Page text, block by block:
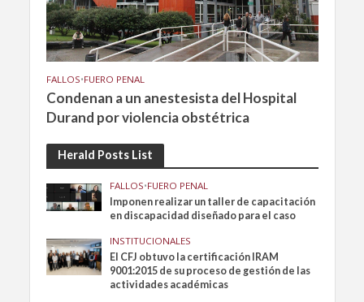
FALLOS•FUERO PENAL
Condenan a un anestesista del Hospital
Durand por violencia obstétrica
Herald Posts List
FALLOS•FUERO PENAL
Imponen realizar un taller de capacitación
en discapacidad diseñado para el caso
INSTITUCIONALES
El CFJ obtuvo la certificación IRAM
9001:2015 de su proceso de gestión de las
actividades académicas